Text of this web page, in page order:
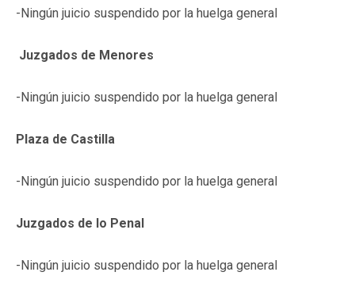
-Ningún juicio suspendido por la huelga general
Juzgados de Menores
-Ningún juicio suspendido por la huelga general
Plaza de Castilla
-Ningún juicio suspendido por la huelga general
Juzgados de lo Penal
-Ningún juicio suspendido por la huelga general